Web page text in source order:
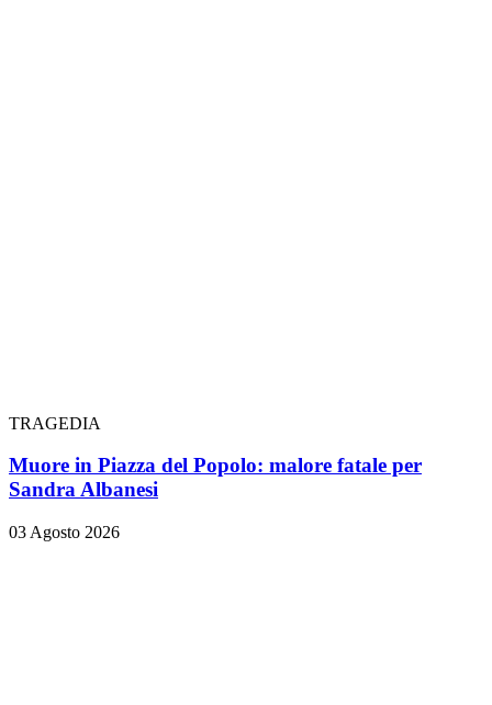
TRAGEDIA
Muore in Piazza del Popolo: malore fatale per
Sandra Albanesi
03 Agosto 2026